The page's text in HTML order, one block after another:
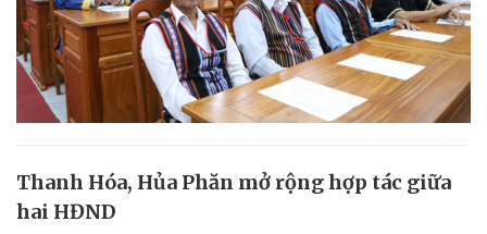
Thanh Hóa, Hủa Phăn mở rộng hợp tác giữa
hai HĐND